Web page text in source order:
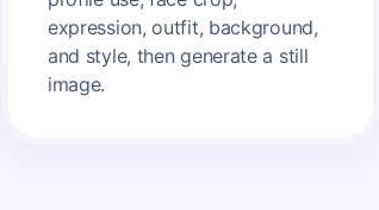
expression, outfit, background,
and style, then generate a still
image.